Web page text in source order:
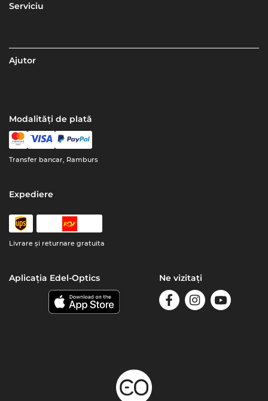
Serviciu
Ajutor
Modalități de plată
Transfer bancar, Ramburs
Expediere
Livrare şi returnare gratuita
Aplicația Edel-Optics Ne vizitați